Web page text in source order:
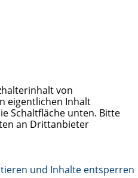
von
eigentlichen Inhalt
Schaltfläche unten. Bitte
an Drittanbieter
und Inhalte entsperren